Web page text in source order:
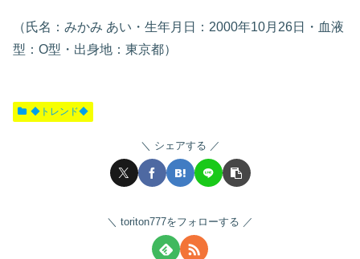
（氏名：みかみ あい・生年月日：2000年10月26日・血液
型：O型・出身地：東京都）
◆トレンド◆
シェアする
toriton777をフォローする